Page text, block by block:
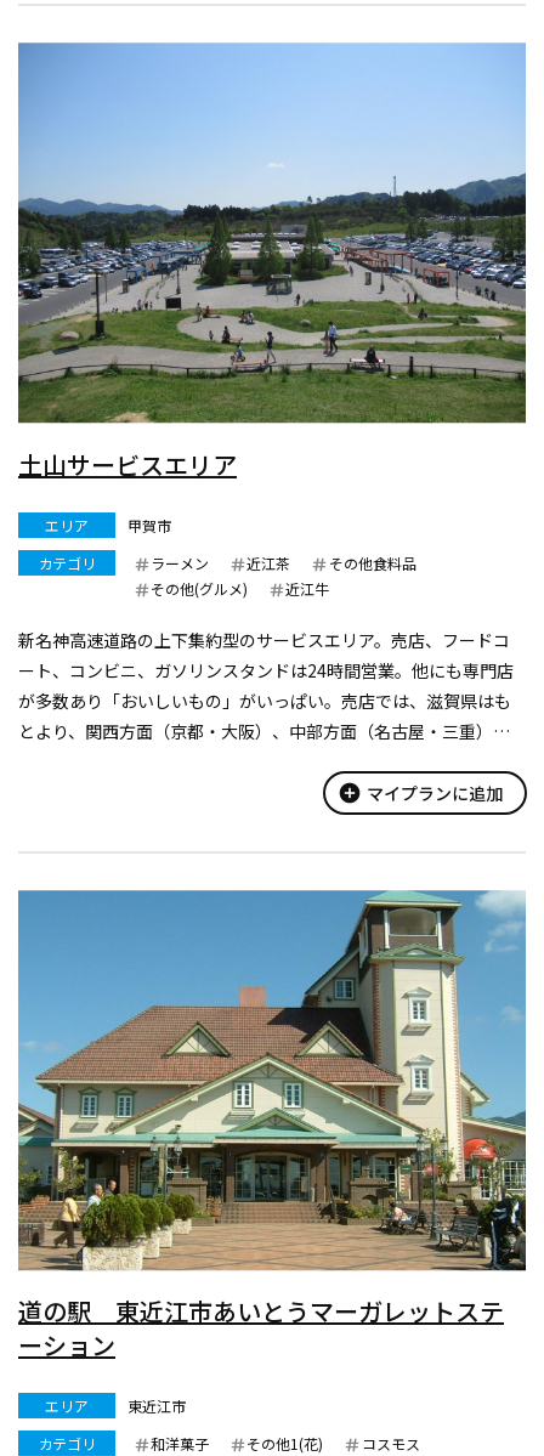
土山サービスエリア
エリア
甲賀市
カテゴリ
ラーメン 近江茶
その他食料品
その他(グルメ)
近江牛
新名神高速道路の上下集約型のサービスエリア。売店、フードコ
ート、コンビニ、ガソリンスタンドは24時間営業。他にも専門店
が多数あり「おいしいもの」がいっぱい。売店では、滋賀県はも
とより、関西方面（京都・大阪）、中部方面（名古屋・三重）の
季節ごとにさまざまなイベントや、地元のパフォーマー（音楽・
add_circle マイプランに追加
道の駅 東近江市あいとうマーガレットステ
ーション
エリア
東近江市
カテゴリ
和洋菓子 その他1(花)
コスモス